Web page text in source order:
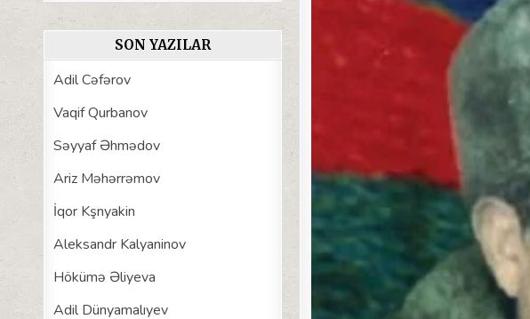
SON YAZILAR
Adil Cəfərov
Vaqif Qurbanov
Səyyaf Əhmədov
Ariz Məhərrəmov
İqor Kşnyakin
Aleksandr Kalyaninov
Hökümə Əliyeva
Adil Dünyamalıyev